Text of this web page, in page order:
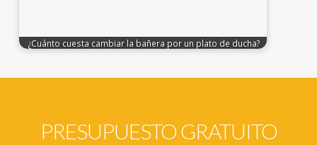
¿Cuánto cuesta cambiar la bañera por un plato de ducha?
PRESUPUESTO GRATUITO